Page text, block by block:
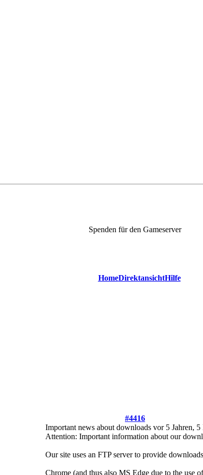
Spenden für den Gameserver
HomeDirektansichtHilfe
#4416
Important news about downloads vor 5 Jahren, 5
Attention: Important information about our
Our site uses an FTP server to provide
Chrome (and thus also MS Edge due to the use